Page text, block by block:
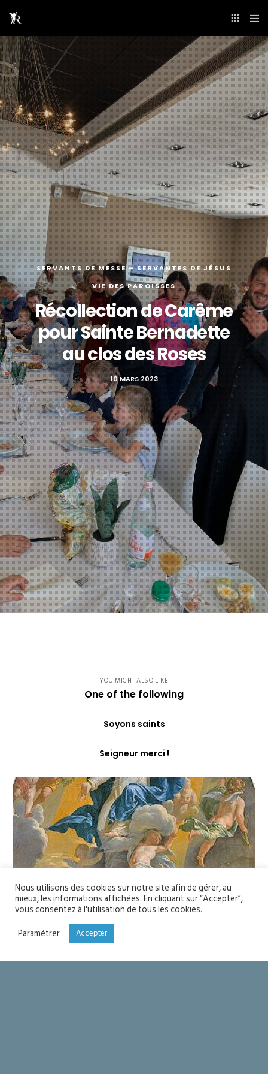
SERVANTS DE MESSE – SERVANTES DE JÉSUS
VIE DES PAROISSES
Récollection de Carême
pour Sainte Bernadette
au clos des Roses
10 MARS 2023
YOU MIGHT ALSO LIKE
One of the following
Soyons saints
Seigneur merci !
Nous utilisons des cookies sur notre site afin de gérer, au
mieux, les informations affichées. En cliquant sur “Accepter”,
vous consentez à l'utilisation de tous les cookies.
Paramétrer
Accepter